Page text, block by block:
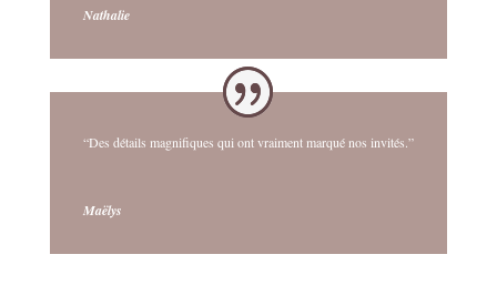
Nathalie
“Des détails magnifiques qui ont vraiment marqué nos invités.”
Maëlys